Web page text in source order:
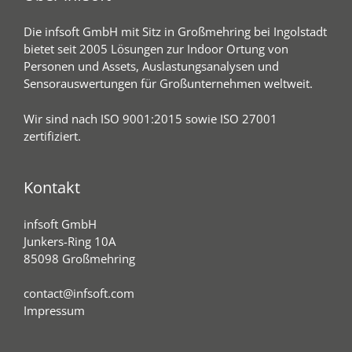
Die infsoft GmbH mit Sitz in Großmehring bei Ingolstadt
bietet seit 2005 Lösungen zur Indoor Ortung von
Personen und Assets, Auslastungsanalysen und
Sensorauswertungen für Großunternehmen weltweit.
Wir sind nach ISO 9001:2015 sowie ISO 27001
zertifiziert.
Kontakt
infsoft GmbH
Junkers-Ring 10A
85098 Großmehring
contact@infsoft.com
Impressum